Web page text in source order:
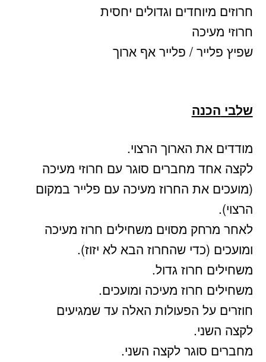
חרוזים מיוחדים וגדולים יחסית
חרוזי מעיכה
שפיץ פלייר / פלייר אף ארוך
שלבי הכנה
מודדים את הארוך הרצוי.
לקצה אחד מחברים סוגר עם חרוזי מעיכה
(מועכים את החרוז מעיכה עם פלייר במקום
הרצוי).
לאחר מרחק מסוים משחילים חרוז מעיכה
ומועכים (כדי שהחרוז הבא לא יזוז).
משחילים חרוז גדול.
משחילים חרוז מעיכה ומועכים.
חוזרים על הפעולות האלה עד שמגיעים
לקצה השני.
מחברים סוגר לקצה השני.